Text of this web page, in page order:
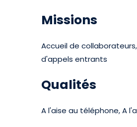
Missions
Accueil de
d'appels entrants
Qualités
A l'aise au téléphone, A